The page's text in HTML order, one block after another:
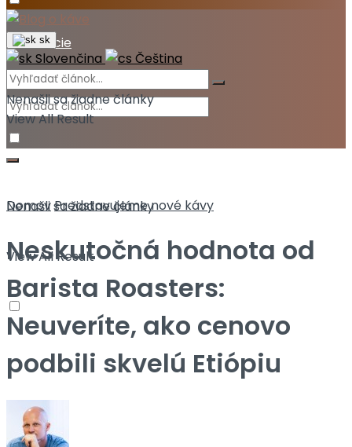
Akcie
Nenašli sa žiadne články
View All Result
sk
Slovenčina Čeština
Nenašli sa žiadne články
View All Result
DomovPredstavujeme nové kávy
Neskutočná hodnota od
Barista Roasters:
Neuveríte, ako cenovo
podbili skvelú Etiópiu